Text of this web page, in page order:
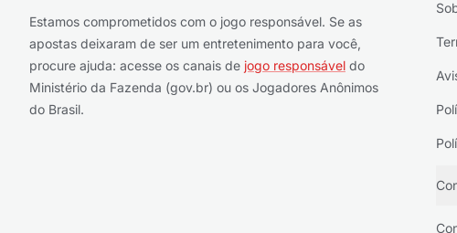
Estamos comprometidos com o jogo responsável. Se as
apostas deixaram de ser um entretenimento para você,
procure ajuda: acesse os canais de jogo responsável do
Ministério da Fazenda (gov.br) ou os Jogadores Anônimos
do Brasil.